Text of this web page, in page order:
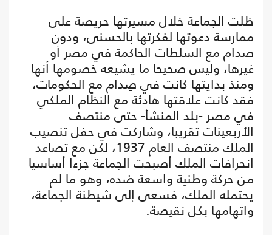
ظلت الجماعة خلال مسيرتها حريصة على
ممارسة دعوتها لفكرتها بالحسنى، ودون
صدام مع السلطات الحاكمة في مصر أو
غيرها، وليس صحيحا ما يشيعه خصومها أنها
ومنذ بدايتها كانت في صِدام مع الحكومات،
فقد كانت علاقتها هادئة مع النظام الملكي
في مصر -بلد المنشأ- حتى منتصف
الأربعينات تقريبا، وشاركت في حفل تنصيب
الملك منتصف العام 1937، لكن مع تصاعد
انحرافات الملك أصبحت الجماعة جزءا أساسيا
من حركة وطنية واسعة ضده، وهو ما لم
يحتمله الملك، فسعى إلى شيطنة الجماعة،
واتهامها بكل نقيصة.